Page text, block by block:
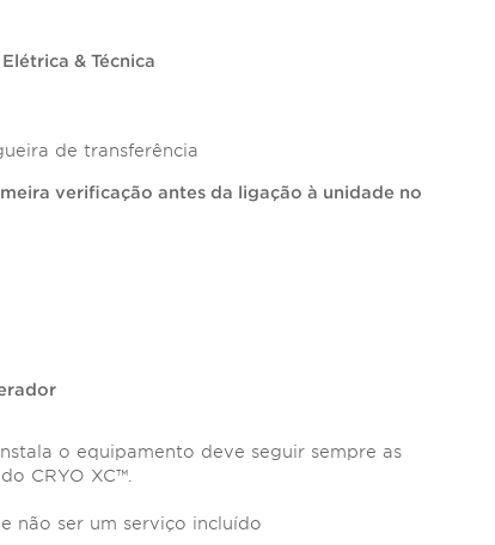
& Técnica
de transferência
verificação antes da ligação à unidade no
o equipamento deve seguir sempre as
CRYO XC™.
não ser um serviço incluído